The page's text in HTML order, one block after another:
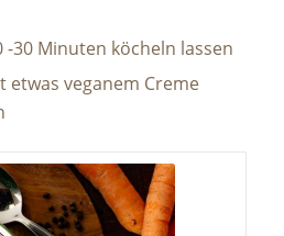
-30 Minuten köcheln lassen
etwas veganem Creme